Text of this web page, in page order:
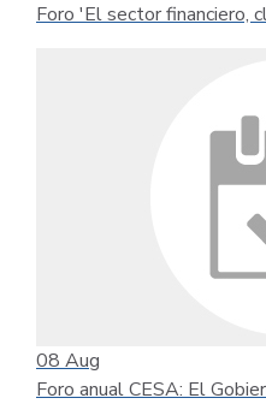
Foro 'El sector financiero,
08 Aug
Foro anual CESA: El